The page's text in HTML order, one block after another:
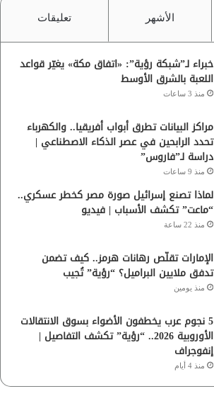
الأشهر تعليقات
خبراء لـ”شبكة رؤية”: «اتفاق مكة» يغيّر قواعد
اللعبة بالشرق الأوسط
منذ 3 ساعات
مراكز البيانات تطرق أبواب أفريقيا.. والكهرباء
تحدد الرابحين في عصر الذكاء الاصطناعي |
دراسة لـ”فاروس”
منذ 9 ساعات
لماذا تصنع إسرائيل صورة مصر كخطر عسكري..
“ماعت” تكشف الأسباب | فيديو
منذ 22 ساعة
الإمارات تقلّص رهانات هرمز.. كيف تضمن
تدفق ملايين البراميل؟ “رؤية” تُجيب
منذ يومين
5 نجوم عرب يخطفون الأضواء بسوق الانتقالات
الأوروبية 2026.. “رؤية” تكشف التفاصيل |
إنفوجراف
منذ 4 أيام